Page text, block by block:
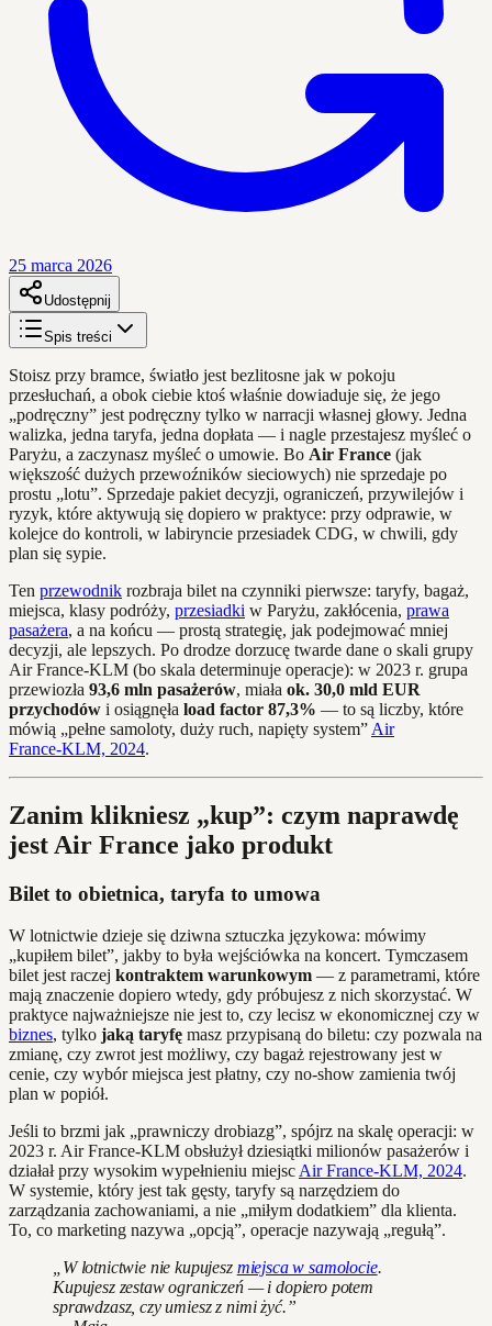
25 marca 2026
Udostępnij
Spis treści
Stoisz przy bramce, światło jest bezlitosne jak w pokoju
przesłuchań, a obok ciebie ktoś właśnie dowiaduje się, że jego
„podręczny” jest podręczny tylko w narracji własnej głowy. Jedna
walizka, jedna taryfa, jedna dopłata — i nagle przestajesz myśleć o
Paryżu, a zaczynasz myśleć o umowie. Bo Air France (jak
większość dużych przewoźników sieciowych) nie sprzedaje po
prostu „lotu”. Sprzedaje pakiet decyzji, ograniczeń, przywilejów i
ryzyk, które aktywują się dopiero w praktyce: przy odprawie, w
kolejce do kontroli, w labiryncie przesiadek CDG, w chwili, gdy
plan się sypie.
Ten przewodnik rozbraja bilet na czynniki pierwsze: taryfy, bagaż,
miejsca, klasy podróży, przesiadki w Paryżu, zakłócenia, prawa
pasażera, a na końcu — prostą strategię, jak podejmować mniej
decyzji, ale lepszych. Po drodze dorzucę twarde dane o skali grupy
Air France‑KLM (bo skala determinuje operacje): w 2023 r. grupa
przewiozła 93,6 mln pasażerów, miała ok. 30,0 mld EUR
przychodów i osiągnęła load factor 87,3% — to są liczby, które
mówią „pełne samoloty, duży ruch, napięty system” Air
France‑KLM, 2024.
Zanim klikniesz „kup”: czym naprawdę
jest Air France jako produkt
Bilet to obietnica, taryfa to umowa
W lotnictwie dzieje się dziwna sztuczka językowa: mówimy
„kupiłem bilet”, jakby to była wejściówka na koncert. Tymczasem
bilet jest raczej kontraktem warunkowym — z parametrami, które
mają znaczenie dopiero wtedy, gdy próbujesz z nich skorzystać. W
praktyce najważniejsze nie jest to, czy lecisz w ekonomicznej czy w
biznes, tylko jaką taryfę masz przypisaną do biletu: czy pozwala na
zmianę, czy zwrot jest możliwy, czy bagaż rejestrowany jest w
cenie, czy wybór miejsca jest płatny, czy no‑show zamienia twój
plan w popiół.
Jeśli to brzmi jak „prawniczy drobiazg”, spójrz na skalę operacji: w
2023 r. Air France‑KLM obsłużył dziesiątki milionów pasażerów i
działał przy wysokim wypełnieniu miejsc Air France‑KLM, 2024.
W systemie, który jest tak gęsty, taryfy są narzędziem do
zarządzania zachowaniami, a nie „miłym dodatkiem” dla klienta.
To, co marketing nazywa „opcją”, operacje nazywają „regułą”.
„W lotnictwie nie kupujesz miejsca w samolocie.
Kupujesz zestaw ograniczeń — i dopiero potem
sprawdzasz, czy umiesz z nimi żyć.”